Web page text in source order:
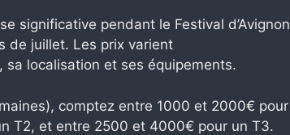
significative pendant le Festival d’Avignon
de juillet. Les prix varient
sa localisation et ses équipements.
comptez entre 1000 et 2000€ pour
T2, et entre 2500 et 4000€ pour un T3.